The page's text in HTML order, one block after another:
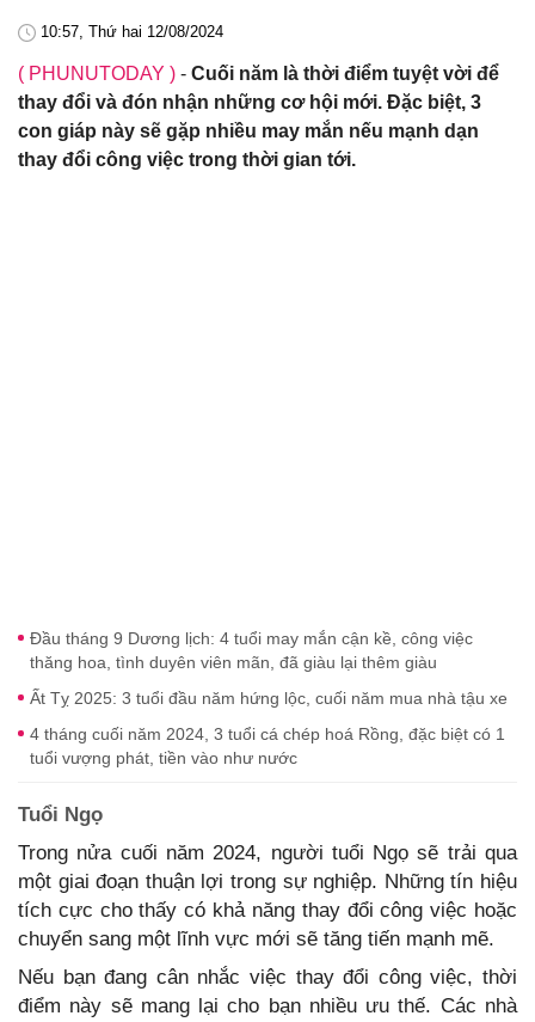
10:57, Thứ hai 12/08/2024
( PHUNUTODAY ) - Cuối năm là thời điểm tuyệt vời để
thay đổi và đón nhận những cơ hội mới. Đặc biệt, 3
con giáp này sẽ gặp nhiều may mắn nếu mạnh dạn
thay đổi công việc trong thời gian tới.
Đầu tháng 9 Dương lịch: 4 tuổi may mắn cận kề, công việc
thăng hoa, tình duyên viên mãn, đã giàu lại thêm giàu
Ất Tỵ 2025: 3 tuổi đầu năm hứng lộc, cuối năm mua nhà tậu xe
4 tháng cuối năm 2024, 3 tuổi cá chép hoá Rồng, đặc biệt có 1
tuổi vượng phát, tiền vào như nước
Tuổi Ngọ
Trong nửa cuối năm 2024, người tuổi Ngọ sẽ trải qua
một giai đoạn thuận lợi trong sự nghiệp. Những tín hiệu
tích cực cho thấy có khả năng thay đổi công việc hoặc
chuyển sang một lĩnh vực mới sẽ tăng tiến mạnh mẽ.
Nếu bạn đang cân nhắc việc thay đổi công việc, thời
điểm này sẽ mang lại cho bạn nhiều ưu thế. Các nhà